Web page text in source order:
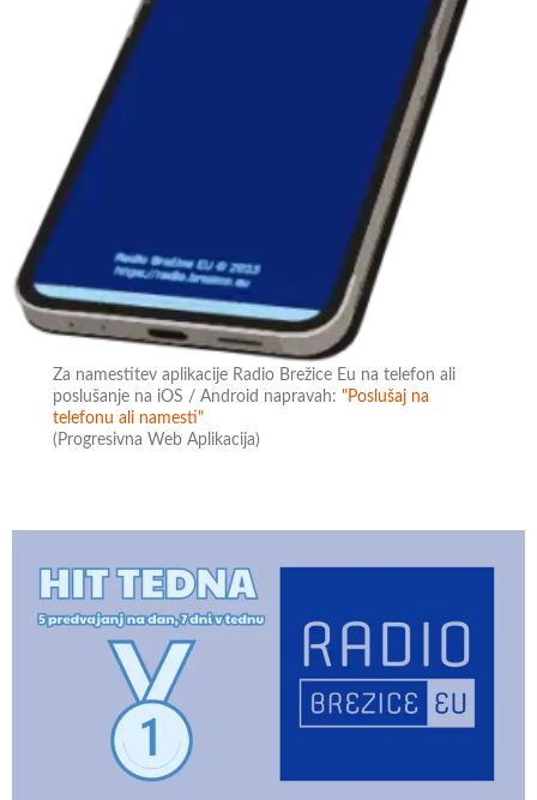
Za namestitev aplikacije Radio Brežice Eu na telefon ali
poslušanje na iOS / Android napravah:"Poslušaj na
telefonu ali namesti"
(Progresivna Web Aplikacija)